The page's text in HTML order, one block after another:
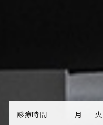
診療時間 月 火